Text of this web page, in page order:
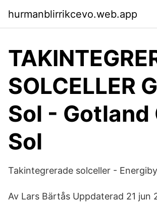
hurmanblirrikcevo.web.app
SOLCELLER
Sol - Gotland
Sol
Takintegrerade solceller -
Av Lars Bärtås Uppdaterad 21 jun